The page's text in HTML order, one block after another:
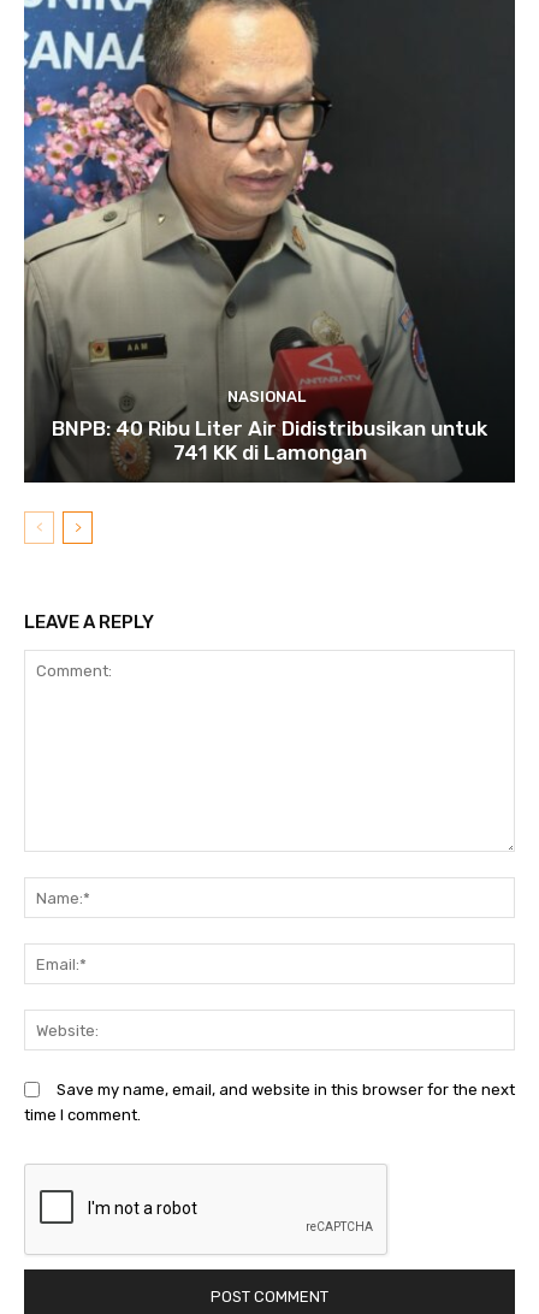
NASIONAL
BNPB: 40 Ribu Liter Air Didistribusikan untuk
741 KK di Lamongan
LEAVE A REPLY
Save my name, email, and website in this browser for the next
time I comment.